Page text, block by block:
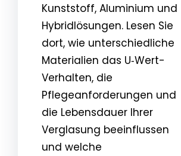
Kunststoff, Aluminium und
Hybridlösungen. Lesen Sie
dort, wie unterschiedliche
Materialien das U‑Wert-
Verhalten, die
Pflegeanforderungen und
die Lebensdauer Ihrer
Verglasung beeinflussen
und welche